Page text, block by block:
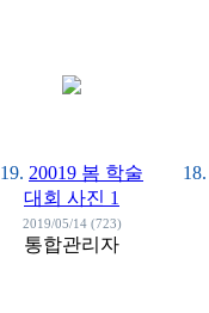
19. 20019 봄 학술
대회 사진 1
2019/05/14 (723)
통합관리자
18.